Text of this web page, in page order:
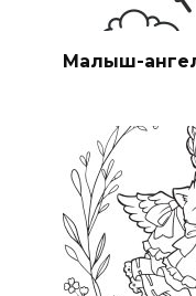
Малыш-